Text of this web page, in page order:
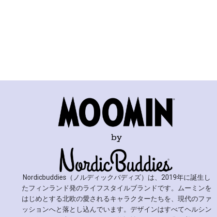
Nordicbuddies（ノルディックバディズ）は、2019年に誕生し
たフィンランド発のライフスタイルブランドです。ムーミンを
はじめとする北欧の愛されるキャラクターたちを、現代のファ
ッションへと落とし込んでいます。デザインはすべてヘルシン